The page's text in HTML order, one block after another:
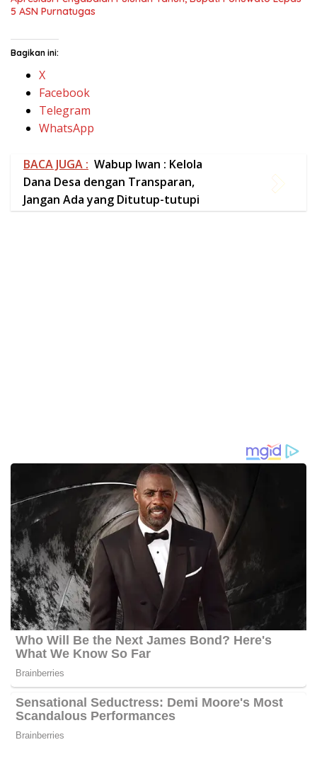
5 ASN Purnatugas
Bagikan ini:
X
Facebook
Telegram
WhatsApp
BACA JUGA : Wabup Iwan : Kelola
Dana Desa dengan Transparan,
Jangan Ada yang Ditutup-tutupi